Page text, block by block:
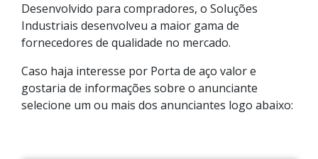
Desenvolvido para compradores, o Soluções
Industriais desenvolveu a maior gama de
fornecedores de qualidade no mercado.
Caso haja interesse por Porta de aço valor e
gostaria de informações sobre o anunciante
selecione um ou mais dos anunciantes logo abaixo: